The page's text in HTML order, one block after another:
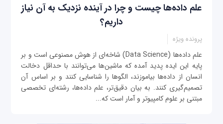
علم داده‌ها چیست و چرا در آینده نزدیک به آن نیاز
داریم؟
پرونده ویژه
علم داده‌ها (Data Science) شاخه‌ای از هوش مصنوعی است و بر
پایه این ایده پدید آمده که ماشین‌ها می‌توانند با حداقل دخالت
انسان از داده‌ها بیاموزند، الگوها را شناسایی کنند و بر اساس آن
تصمیم‌گیری کنند. به بیان دقیق‌تر، علم داده‌ها، رشته‌ای تخصصی
مبتنی بر علوم کامپیوتر و آمار است که...